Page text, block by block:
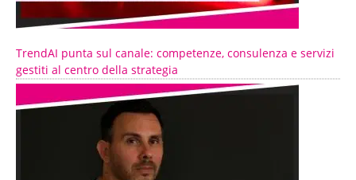
TrendAI punta sul canale: competenze, consulenza e servizi
gestiti al centro della strategia